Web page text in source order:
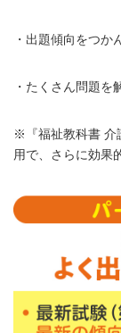
・出題傾向をつか
・たくさん問題を
※『福祉教科書 介
用で、さらに効果